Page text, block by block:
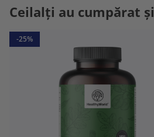
Ceilalți au cumpărat și
-25%